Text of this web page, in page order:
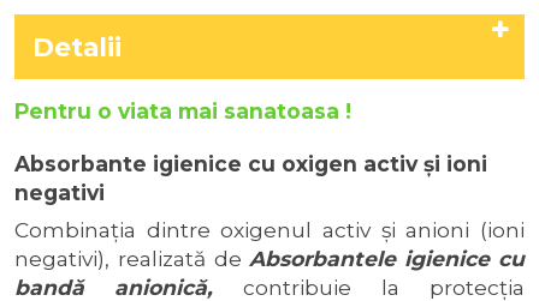
Detalii
Pentru o viata mai sanatoasa !
Absorbante igienice cu oxigen activ şi ioni
negativi
Combinaţia dintre oxigenul activ şi anioni (ioni
negativi), realizată deAbsorbantele igienice cu
bandă anionică, contribuie la protecţia